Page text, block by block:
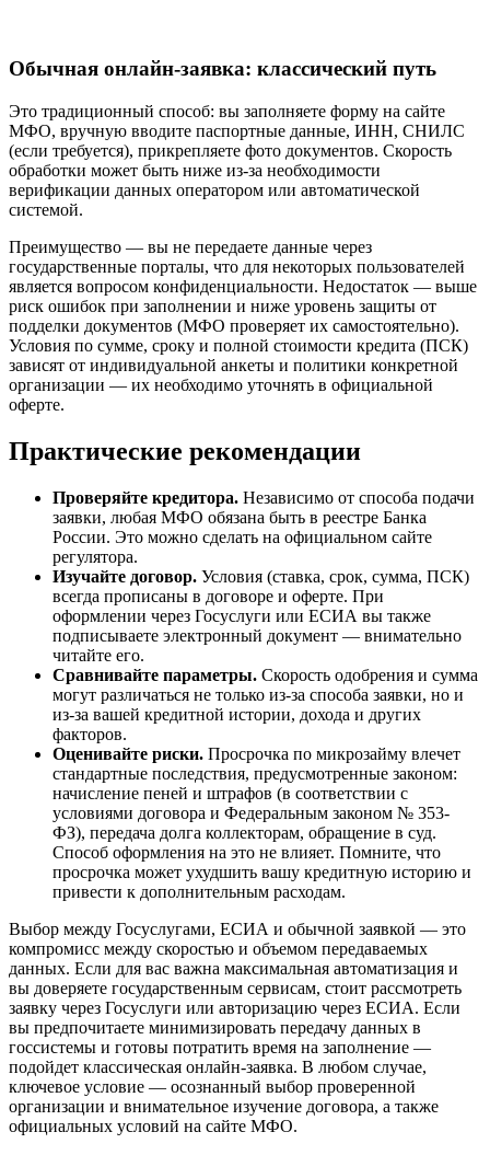
Обычная онлайн-заявка: классический путь
Это традиционный способ: вы заполняете форму на сайте
МФО, вручную вводите паспортные данные, ИНН, СНИЛС
(если требуется), прикрепляете фото документов. Скорость
обработки может быть ниже из-за необходимости
верификации данных оператором или автоматической
системой.
Преимущество — вы не передаете данные через
государственные порталы, что для некоторых пользователей
является вопросом конфиденциальности. Недостаток — выше
риск ошибок при заполнении и ниже уровень защиты от
подделки документов (МФО проверяет их самостоятельно).
Условия по сумме, сроку и полной стоимости кредита (ПСК)
зависят от индивидуальной анкеты и политики конкретной
организации — их необходимо уточнять в официальной
оферте.
Практические рекомендации
Проверяйте кредитора. Независимо от способа подачи
заявки, любая МФО обязана быть в реестре Банка
России. Это можно сделать на официальном сайте
регулятора.
Изучайте договор. Условия (ставка, срок, сумма, ПСК)
всегда прописаны в договоре и оферте. При
оформлении через Госуслуги или ЕСИА вы также
подписываете электронный документ — внимательно
читайте его.
Сравнивайте параметры. Скорость одобрения и сумма
могут различаться не только из-за способа заявки, но и
из-за вашей кредитной истории, дохода и других
факторов.
Оценивайте риски. Просрочка по микрозайму влечет
стандартные последствия, предусмотренные законом:
начисление пеней и штрафов (в соответствии с
условиями договора и Федеральным законом № 353-
ФЗ), передача долга коллекторам, обращение в суд.
Способ оформления на это не влияет. Помните, что
просрочка может ухудшить вашу кредитную историю и
привести к дополнительным расходам.
Выбор между Госуслугами, ЕСИА и обычной заявкой — это
компромисс между скоростью и объемом передаваемых
данных. Если для вас важна максимальная автоматизация и
вы доверяете государственным сервисам, стоит рассмотреть
заявку через Госуслуги или авторизацию через ЕСИА. Если
вы предпочитаете минимизировать передачу данных в
госсистемы и готовы потратить время на заполнение —
подойдет классическая онлайн-заявка. В любом случае,
ключевое условие — осознанный выбор проверенной
организации и внимательное изучение договора, а также
официальных условий на сайте МФО.